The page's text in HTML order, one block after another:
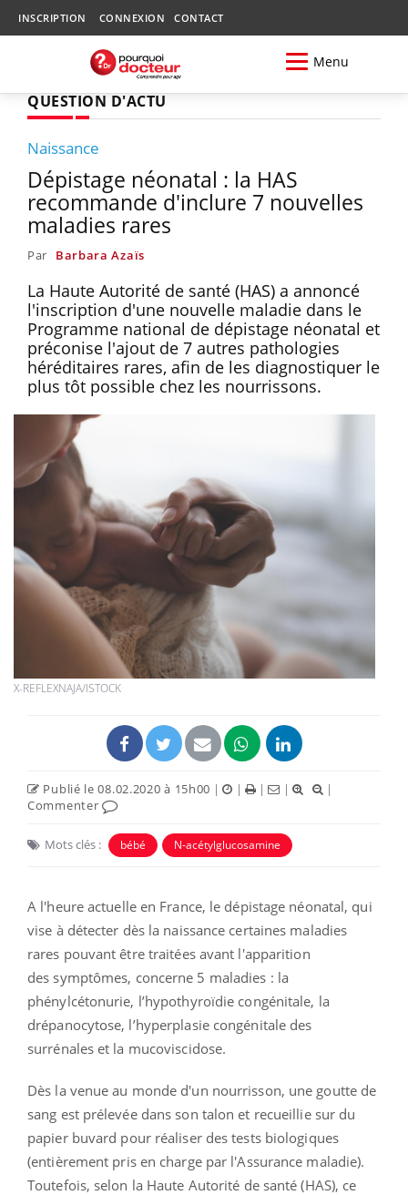
INSCRIPTION CONNEXION CONTACT
Menu
QUESTION D'ACTU
Naissance
Dépistage néonatal : la HAS
recommande d'inclure 7 nouvelles
maladies rares
Par Barbara Azaïs
La Haute Autorité de santé (HAS) a annoncé
l'inscription d'une nouvelle maladie dans le
Programme national de dépistage néonatal et
préconise l'ajout de 7 autres pathologies
héréditaires rares, afin de les diagnostiquer le
plus tôt possible chez les nourrissons.
X-REFLEXNAJA/ISTOCK
Publié le 08.02.2020 à 15h00 | | | |
|
Commenter
Mots clés : bébé N-acétylglucosamine
A l'heure actuelle en France, le dépistage néonatal, qui
vise à détecter dès la naissance certaines maladies
rares pouvant être traitées avant l'apparition
des symptômes, concerne 5 maladies : la
phénylcétonurie, l’hypothyroïdie congénitale, la
drépanocytose, l’hyperplasie congénitale des
surrénales et la mucoviscidose.
Dès la venue au monde d'un nourrisson, une goutte de
sang est prélevée dans son talon et recueillie sur du
papier buvard pour réaliser des tests biologiques
(entièrement pris en charge par l'Assurance maladie).
Toutefois, selon la Haute Autorité de santé (HAS), ce